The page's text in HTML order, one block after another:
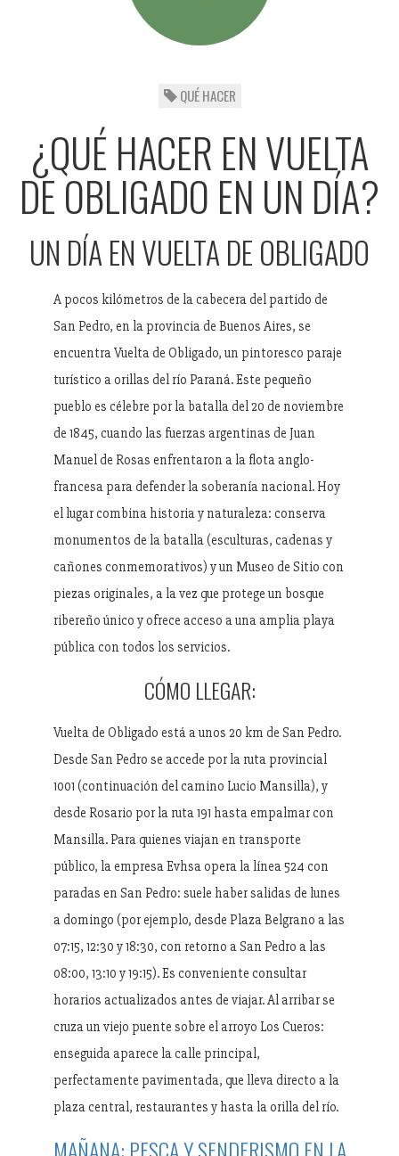
QUÉ HACER
¿QUÉ HACER EN VUELTA
DE OBLIGADO EN UN DÍA?
UN DÍA EN VUELTA DE OBLIGADO
A pocos kilómetros de la cabecera del partido de
San Pedro, en la provincia de Buenos Aires, se
encuentra Vuelta de Obligado, un pintoresco paraje
turístico a orillas del río Paraná. Este pequeño
pueblo es célebre por la batalla del 20 de noviembre
de 1845, cuando las fuerzas argentinas de Juan
Manuel de Rosas enfrentaron a la flota anglo-
francesa para defender la soberanía nacional. Hoy
el lugar combina historia y naturaleza: conserva
monumentos de la batalla (esculturas, cadenas y
cañones conmemorativos) y un Museo de Sitio con
piezas originales, a la vez que protege un bosque
ribereño único y ofrece acceso a una amplia playa
pública con todos los servicios.
CÓMO LLEGAR:
Vuelta de Obligado está a unos 20 km de San Pedro.
Desde San Pedro se accede por la ruta provincial
1001 (continuación del camino Lucio Mansilla), y
desde Rosario por la ruta 191 hasta empalmar con
Mansilla. Para quienes viajan en transporte
público, la empresa Evhsa opera la línea 524 con
paradas en San Pedro: suele haber salidas de lunes
a domingo (por ejemplo, desde Plaza Belgrano a las
07:15, 12:30 y 18:30, con retorno a San Pedro a las
08:00, 13:10 y 19:15). Es conveniente consultar
horarios actualizados antes de viajar. Al arribar se
cruza un viejo puente sobre el arroyo Los Cueros:
enseguida aparece la calle principal,
perfectamente pavimentada, que lleva directo a la
plaza central, restaurantes y hasta la orilla del río.
MAÑANA: PESCA Y SENDERISMO EN LA